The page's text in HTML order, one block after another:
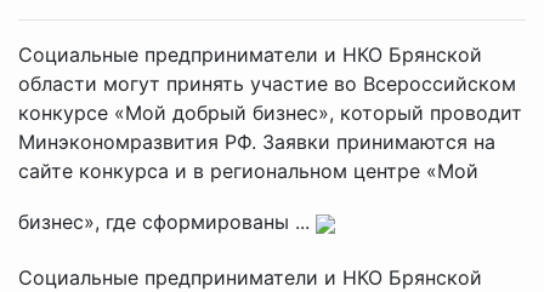
Социальные предприниматели и НКО Брянской
области могут принять участие во Всероссийском
конкурсе «Мой добрый бизнес», который проводит
Минэкономразвития РФ. Заявки принимаются на
сайте конкурса и в региональном центре «Мой
бизнес», где сформированы ...
Социальные предприниматели и НКО Брянской